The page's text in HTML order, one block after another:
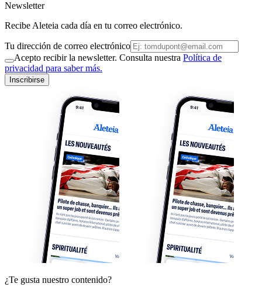
Newsletter
Recibe Aleteia cada día en tu correo electrónico.
Tu dirección de correo electrónico
Acepto recibir la newsletter. Consulta nuestra Política de
privacidad para saber más.
Inscribirse
¿Te gusta nuestro contenido?